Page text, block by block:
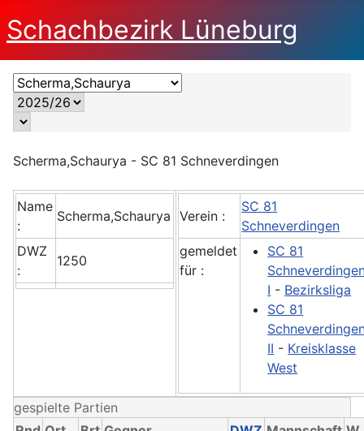
Schachbezirk Lüneburg
Scherma,Schaurya - SC 81 Schneverdingen
Name
:
Scherma,Schaurya
DWZ
:
1250
Verein :
SC 81
Schneverdingen
gemeldet
für :
SC 81
I - Bezirksliga
SC 81
II - Kreisklasse
West
gespielte Partien